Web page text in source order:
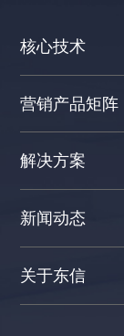
核心技术
营销产品矩阵
解决方案
新闻动态
关于东信